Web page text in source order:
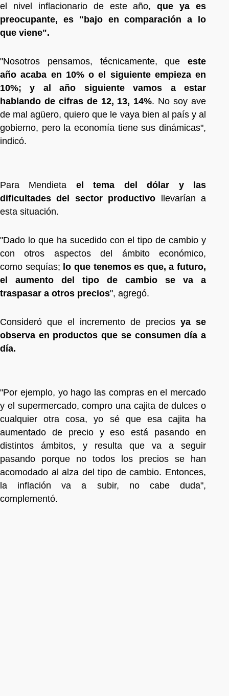
el nivel inflacionario de este año,que ya es
preocupante, es "bajo en comparación a lo
que viene".
"Nosotros pensamos, técnicamente, que este
año acaba en 10% o el siguiente empieza en
10%; y al año siguiente vamos a estar
hablando de cifras de 12, 13, 14%. No soy ave
de mal agüero, quiero que le vaya bien al país y al
gobierno, pero la economía tiene sus dinámicas",
indicó.
Para Mendieta el tema del dólar y las
dificultades del sector productivo llevarían a
esta situación.
"Dado lo que ha sucedido con el tipo de cambio y
con otros aspectos del ámbito económico,
como sequías; lo que tenemos es que, a futuro,
el aumento del tipo de cambio se va a
traspasar a otros precios", agregó.
Consideró que el incremento de precios ya se
observa en productos que se consumen día a
día.
"Por ejemplo, yo hago las compras en el mercado
y el supermercado, compro una cajita de dulces o
cualquier otra cosa, yo sé que esa cajita ha
aumentado de precio y eso está pasando en
distintos ámbitos, y resulta que va a seguir
pasando porque no todos los precios se han
acomodado al alza del tipo de cambio. Entonces,
la inflación va a subir, no cabe duda",
complementó.